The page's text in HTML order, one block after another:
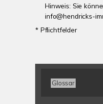
Hinweis: Sie
info@hendricks-
* Pflichtfelder
Glossar